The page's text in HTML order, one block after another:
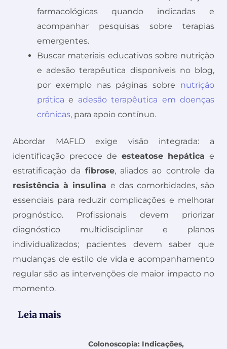
farmacológicas quando indicadas e
acompanhar pesquisas sobre terapias
emergentes.
Buscar materiais educativos sobre nutrição
e adesão terapêutica disponíveis no blog,
por exemplo nas páginas sobre nutrição
prática e adesão terapêutica em doenças
crônicas, para apoio contínuo.
Abordar MAFLD exige visão integrada: a
identificação precoce de esteatose hepática e
estratificação da fibrose, aliados ao controle da
resistência à insulina e das comorbidades, são
essenciais para reduzir complicações e melhorar
prognóstico. Profissionais devem priorizar
diagnóstico multidisciplinar e planos
individualizados; pacientes devem saber que
mudanças de estilo de vida e acompanhamento
regular são as intervenções de maior impacto no
momento.
Leia mais
Colonoscopia: Indicações,